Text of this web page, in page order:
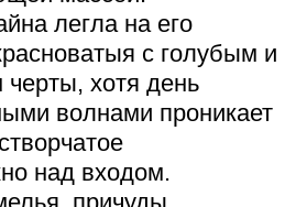
легла на его
с голубым и
хотя день
волнами проникает
над входом.